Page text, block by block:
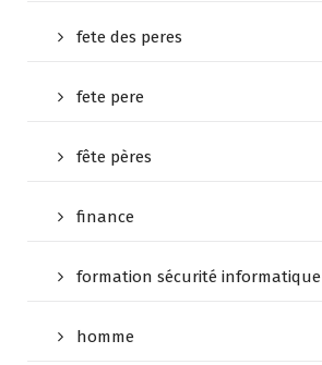
fete des peres
fete pere
fête pères
finance
formation sécurité informatique
homme